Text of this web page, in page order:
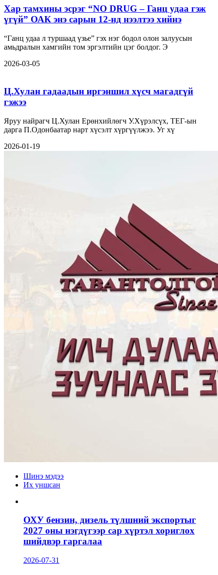
Хар тамхины эсрэг “NO DRUG – Ганц удаа гэж
үгүй” ОАК энэ сарын 12-нд нээлтээ хийнэ
“Ганц удаа л туршаад үзье” гэх нэг бодол олон залуусын
амьдралын хамгийн том эргэлтийн цэг болдог. Э
2026-03-05
Ц.Хулан гадаадын иргэншил хүсч магадгүй
гэжээ
Яруу найрагч Ц.Хулан Ерөнхийлөгч У.Хүрэлсүх, ТЕГ-ын
дарга П.Одонбаатар нарт хүсэлт хүргүүлжээ. Уг хү
2026-01-19
Шинэ мэдээ
Их уншсан
ОХУ бензин, дизель түлшний экспортыг
2027 оны нэгдүгээр сар хүртэл хориглох
шийдвэр гаргалаа
2026-07-31